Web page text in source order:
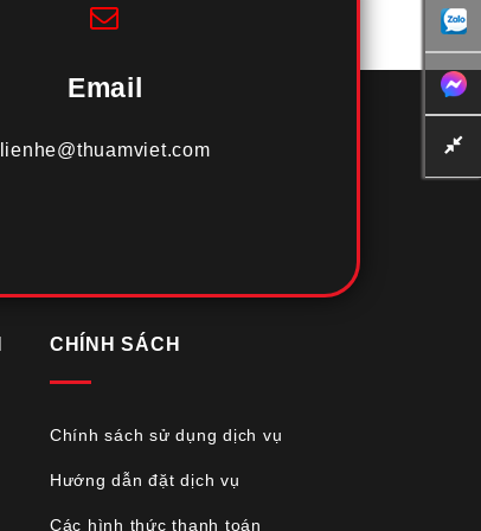
Email
lienhe@thuamviet.com
CHÍNH SÁCH
Chính sách sử dụng dịch vụ
Hướng dẫn đặt dịch vụ
Các hình thức thanh toán